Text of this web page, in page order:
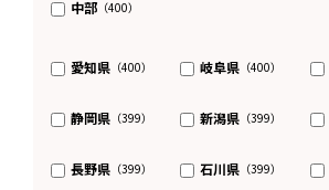
中部（400）
愛知県（400） 岐阜県 （400）
静岡県（399） 新潟県 （399）
長野県（399） 石川県 （399）